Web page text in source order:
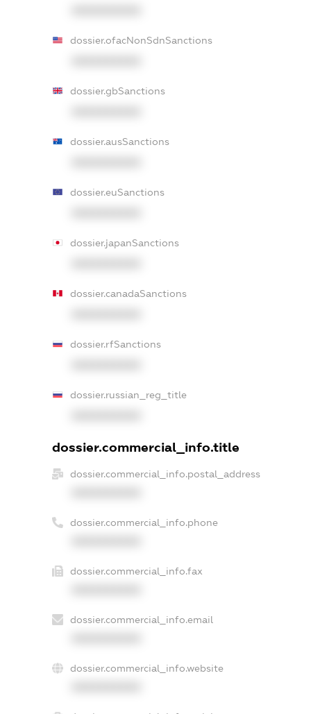
dossier.ofacNonSdnSanctions
dossier.gbSanctions
dossier.ausSanctions
dossier.euSanctions
dossier.japanSanctions
dossier.canadaSanctions
dossier.rfSanctions
dossier.russian_reg_title
dossier.commercial_info.title
dossier.commercial_info.postal_address
dossier.commercial_info.phone
dossier.commercial_info.fax
dossier.commercial_info.email
dossier.commercial_info.website